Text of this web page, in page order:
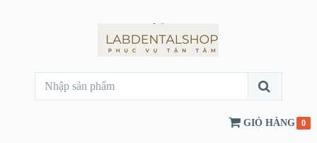
GIỎ HÀNG 0